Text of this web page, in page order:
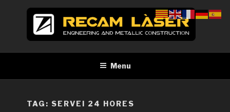
RECAM LÀSER
Menu
TAG: SERVEI 24 HORES